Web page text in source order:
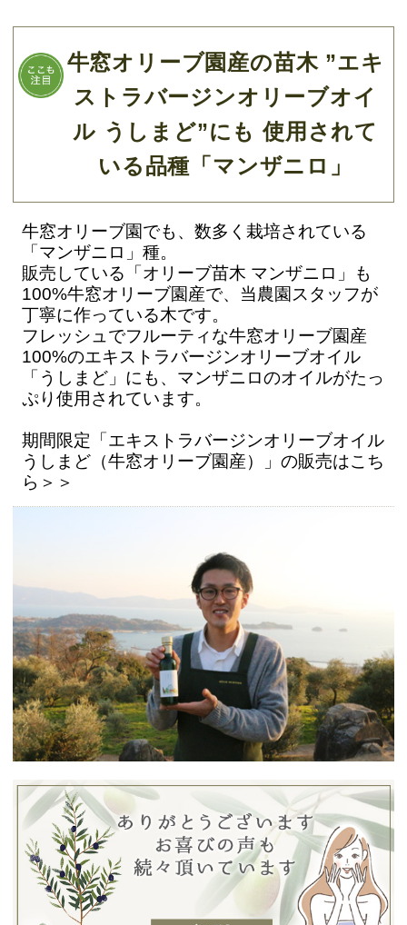
牛窓オリーブ園産の苗木 ”エキ
ストラバージンオリーブオイ
ル うしまど”にも 使用されて
いる品種「マンザニロ」
牛窓オリーブ園でも、数多く栽培されている
「マンザニロ」種。
販売している「オリーブ苗木 マンザニロ」も
100%牛窓オリーブ園産で、当農園スタッフが
丁寧に作っている木です。
フレッシュでフルーティな牛窓オリーブ園産
100%のエキストラバージンオリーブオイル
「うしまど」にも、マンザニロのオイルがたっ
ぷり使用されています。
期間限定「エキストラバージンオリーブオイル
うしまど（牛窓オリーブ園産）」の販売はこち
ら＞＞